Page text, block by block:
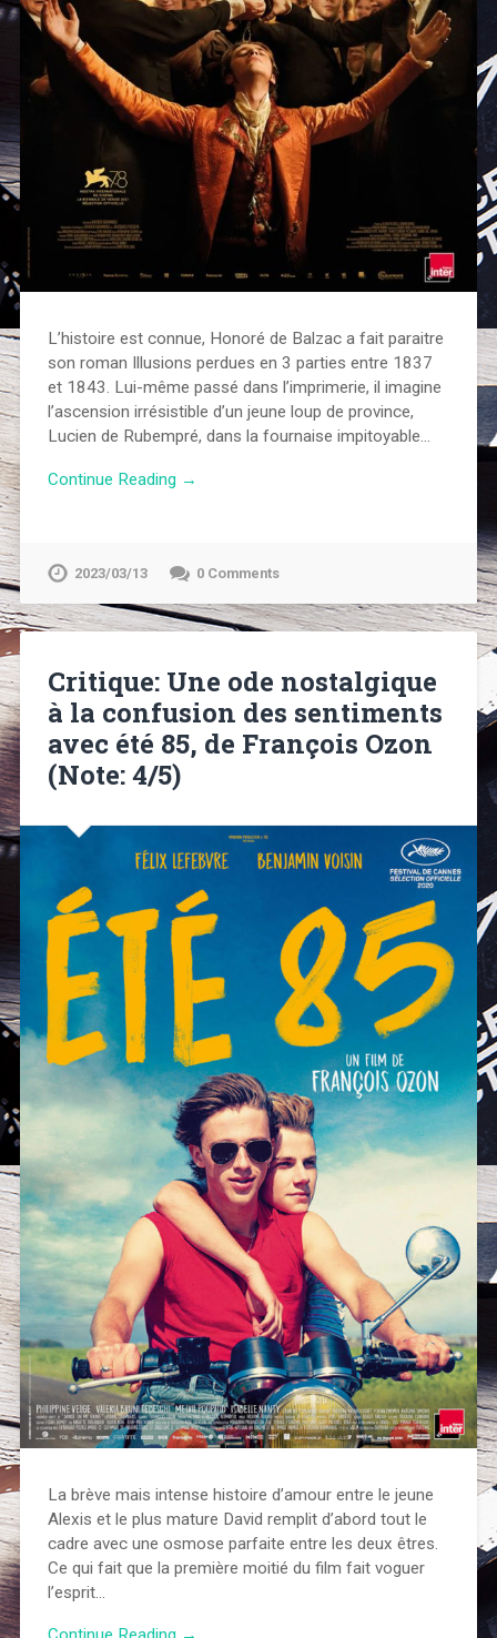
L’histoire est connue, Honoré de Balzac a fait paraitre
son roman Illusions perdues en 3 parties entre 1837
et 1843. Lui-même passé dans l’imprimerie, il imagine
l’ascension irrésistible d’un jeune loup de province,
Lucien de Rubempré, dans la fournaise impitoyable…
Continue Reading →
2023/03/13 0 Comments
Critique: Une ode nostalgique
à la confusion des sentiments
avec été 85, de François Ozon
(Note: 4/5)
La brève mais intense histoire d’amour entre le jeune
Alexis et le plus mature David remplit d’abord tout le
cadre avec une osmose parfaite entre les deux êtres.
Ce qui fait que la première moitié du film fait voguer
l’esprit…